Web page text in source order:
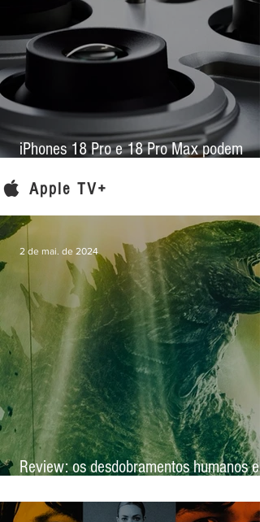
iPhones 18 Pro e 18 Pro Max podem
nova lente e abertura variável
Apple TV+
Review: os desdobramentos humanos em
2 de mai. de 2024